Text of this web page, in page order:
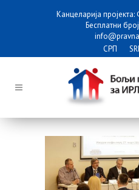
Канцеларија
Бесплатни број
СРП